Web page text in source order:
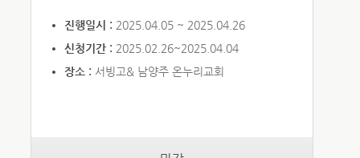
진행일시 : 2025.04.05 ~ 2025.04.26
신청기간 : 2025.02.26~2025.04.04
장소 : 서빙고& 남양주 온누리교회